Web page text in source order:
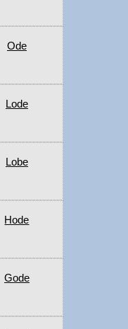
Ode
Lode
Lobe
Hode
Gode